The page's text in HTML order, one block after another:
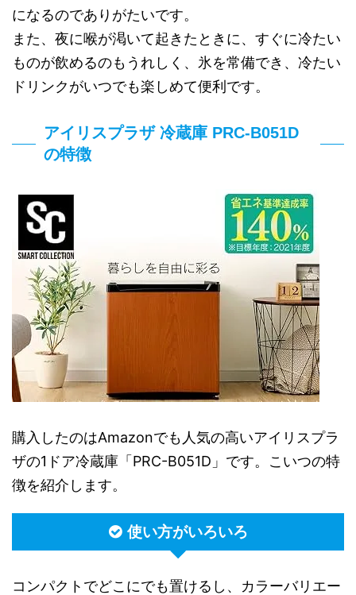
になるのでありがたいです。
また、夜に喉が渇いて起きたときに、すぐに冷たい
ものが飲めるのもうれしく、氷を常備でき、冷たい
ドリンクがいつでも楽しめて便利です。
アイリスプラザ 冷蔵庫 PRC-B051D
の特徴
購入したのはAmazonでも人気の高いアイリスプラ
ザの1ドア冷蔵庫「PRC-B051D」です。こいつの特
徴を紹介します。
使い方がいろいろ
コンパクトでどこにでも置けるし、カラーバリエー